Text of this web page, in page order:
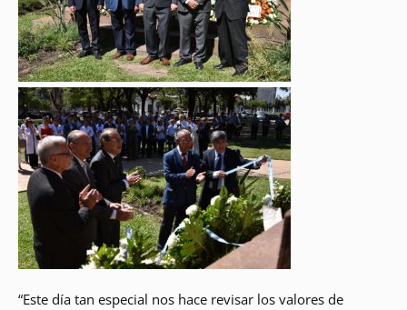
“Este día tan especial nos hace revisar los valores de